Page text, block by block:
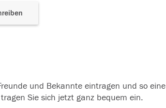
und Bekannte eintragen und so eine
Sie sich jetzt ganz bequem ein.